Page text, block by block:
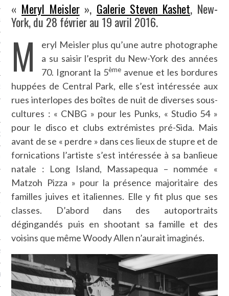
EN VOD
« Meryl Meisler», Galerie Steven Kashet, New-
York, du 28 février au 19 avril 2016.
M
eryl Meisler plus qu’une autre photographe
a su saisir l’esprit du New-York des années
70. Ignorant la 5ème avenue et les bordures
huppées de Central Park, elle s’est intéressée aux
rues interlopes des boîtes de nuit de diverses sous-
cultures : « CNBG » pour les Punks, « Studio 54 »
pour le disco et clubs extrémistes pré-Sida. Mais
avant de se « perdre » dans ces lieux de stupre et de
fornications l’artiste s’est intéressée à sa banlieue
natale : Long Island, Massapequa – nommée «
Matzoh Pizza » pour la présence majoritaire des
familles juives et italiennes. Elle y fit plus que ses
classes. D’abord dans des autoportraits
dégingandés puis en shootant sa famille et des
voisins que même Woody Allen n’aurait imaginés.